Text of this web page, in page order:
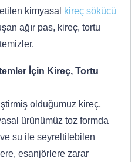
kimyasal
kireç sökücü
ağır pas, kireç, tortu
İçin Kireç, Tortu
olduğumuz kireç,
ürünümüz toz formda
su ile seyreltilebilen
esanjörlere zarar